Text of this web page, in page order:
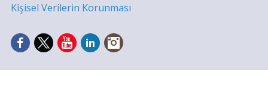
Kişisel Verilerin Korunması